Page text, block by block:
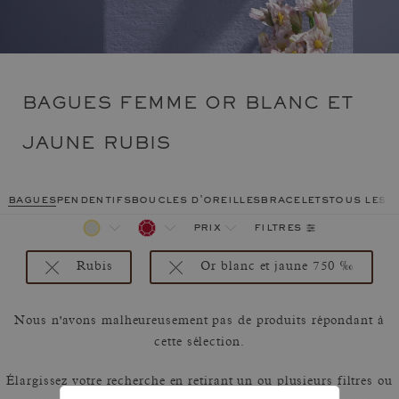
BAGUES FEMME OR BLANC ET
JAUNE RUBIS
baguespendentifsboucles d'oreillesbraceletstous les
prix filtres
Or blanc et jaune 750 ‰
Rubis
Nous n'avons malheureusement pas de produits répondant à
cette sélection.
Élargissez votre recherche en retirant un ou plusieurs filtres ou